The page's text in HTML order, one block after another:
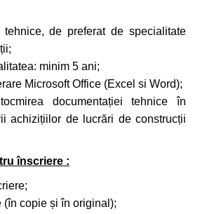
tehnice, de preferat de specialitate
minim 5 ani;
Microsoft Office (Excel si Word);
documentației tehnice în
achizițiilor de lucrări de construcții
înscriere :
(în copie și în original);